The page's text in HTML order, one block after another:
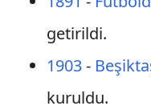
getirildi.
1903-
kuruldu.